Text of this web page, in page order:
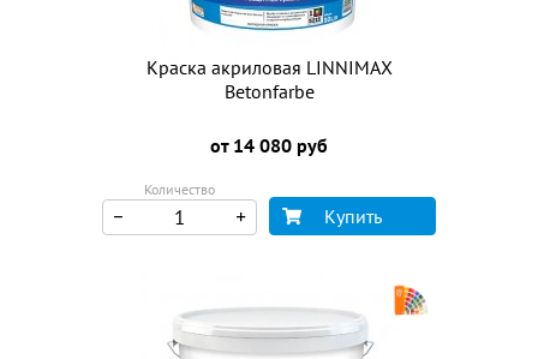
Краска акриловая LINNIMAX
Betonfarbe
от 14 080 руб
Количество
Купить